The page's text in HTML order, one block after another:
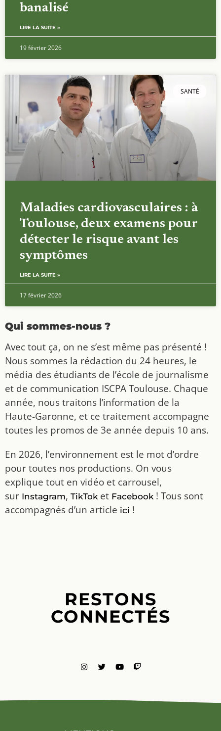
banalisé
LIRE LA SUITE »
19 février 2026
SANTÉ
Maladies cardiovasculaires : à
Toulouse, deux examens pour
détecter le risque avant les
symptômes
LIRE LA SUITE »
17 février 2026
Qui sommes-nous ?
Avec tout ça, on ne s’est même pas présenté !
Nous sommes la rédaction du 24 heures, le
média des étudiants de l’école de journalisme
et de communication ISCPA Toulouse. Chaque
année, nous traitons l’information de la
Haute-Garonne, et ce traitement accompagne
toutes les promos de 3e année depuis 10 ans.
En 2026, l’environnement est le mot d’ordre
pour toutes nos productions. On vous
explique tout en vidéo et carrousel,
sur Instagram, TikToket Facebook! Tous sont
accompagnés d’un article ici !
RESTONS
CONNECTÉS